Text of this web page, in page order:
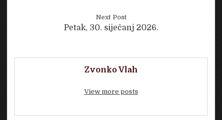
Next Post
Petak, 30. siječanj 2026.
Zvonko Vlah
View more posts